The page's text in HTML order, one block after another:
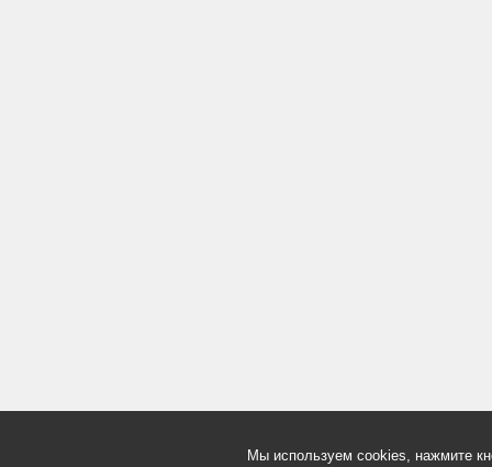
Мы используем cookies, нажмите